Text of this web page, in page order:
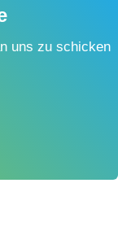
uns zu schicken